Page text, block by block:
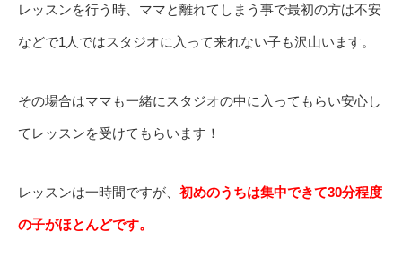
レッスンを行う時、ママと離れてしまう事で最初の方は不安
などで1人ではスタジオに入って来れない子も沢山います。
その場合はママも一緒にスタジオの中に入ってもらい安心し
てレッスンを受けてもらいます！
レッスンは一時間ですが、 初めのうちは集中できて30分程度
の子がほとんどです。